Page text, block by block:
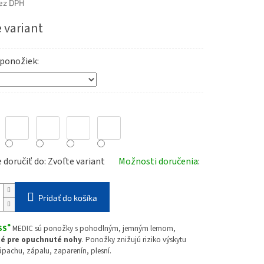
DPH
variant
doručiť do: Zvoľte variant Možnosti doručenia
Pridať do košíka
®MEDIC sú ponožky s pohodlným, jemným lemom,
pre opuchnuté nohy. Ponožky znižujú riziko výskytu
zápalu, zaparenín, plesní.